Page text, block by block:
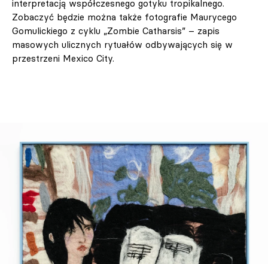
interpretacją współczesnego gotyku tropikalnego.
Zobaczyć będzie można także fotografie Maurycego
Gomulickiego z cyklu „Zombie Catharsis” – zapis
masowych ulicznych rytuałów odbywających się w
przestrzeni Mexico City.